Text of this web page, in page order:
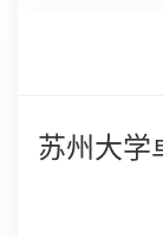
苏州大学